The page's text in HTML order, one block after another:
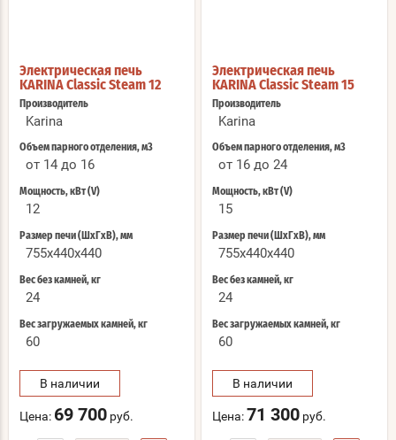
Электрическая печь
KARINA Classic Steam 12
Производитель
Karina
Объем парного отделения, м3
от 14 до 16
Мощность, кВт (V)
12
Размер печи (ШхГхВ), мм
755x440x440
Вес без камней, кг
24
Вес загружаемых камней, кг
60
В наличии
Цена: 69 700 руб.
Электрическая печь
KARINA Classic Steam 15
Производитель
Karina
Объем парного отделения, м3
от 16 до 24
Мощность, кВт (V)
15
Размер печи (ШхГхВ), мм
755x440x440
Вес без камней, кг
24
Вес загружаемых камней, кг
60
В наличии
Цена:71 300 руб.